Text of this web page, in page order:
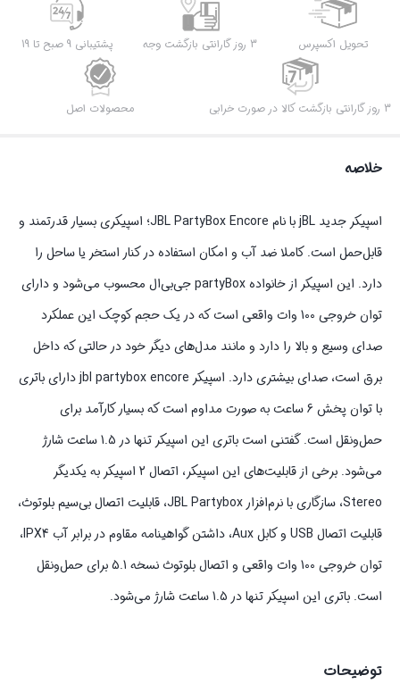
تحویل اکسپرس 3 روز گارانتی بازگشت وجه پشتیبانی 9 صبح تا 19
3 روز گارانتی بازگشت کالا در صورت خرابی محصولات اصل
خلاصه
اسپیکر جدید jBL با نام JBL PartyBox Encore؛ اسپیکری بسیار قدرتمند و
قابل‌حمل است. کاملا ضد آب و امکان استفاده در کنار استخر یا ساحل را
دارد. این اسپیکر از خانواده partyBox جی‌بی‌ال محسوب می‌شود و دارای
توان خروجی 100 وات واقعی است که در یک حجم کوچک این عملکرد
صدای وسیع و بالا را دارد و مانند مدل‌های دیگر خود در حالتی که داخل
برق است، صدای بیشتری دارد. اسپیکر jbl partybox encore دارای باتری
با توان پخش 6 ساعت به صورت مداوم است که بسیار کارآمد برای
حمل‌و‌نقل است. گفتنی است باتری این اسپیکر تنها در 1.5 ساعت شارژ
می‌شود. برخی از قابلیت‌های این اسپیکر، اتصال 2 اسپیکر به یکدیگر
Stereo، سازگاری با نرم‌افزار JBL Partybox، قابلیت اتصال بی‌سیم بلوتوث،
قابلیت اتصال USB و کابل Aux، داشتن گواهینامه مقاوم در برابر آب IPX4،
توان خروجی 100 وات واقعی و اتصال بلوتوث نسخه 5.1 برای حمل‌و‌نقل
است. باتری این اسپیکر تنها در 1.5 ساعت شارژ می‌شود.
توضیحات